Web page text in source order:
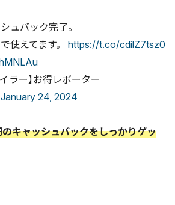
ュバック完了。
使えてます。 https://t.co/cdilZ7tsz0
ラー】お得レポーター
January 24, 2024
キャッシュバックをしっかりゲッ